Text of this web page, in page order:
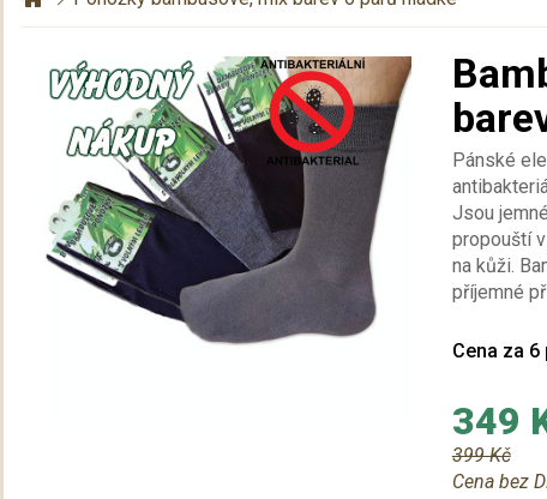
Pánské
Jsou
propouští
na kůži.
příjemné
Cena za 6
349
399 Kč
Cena bez